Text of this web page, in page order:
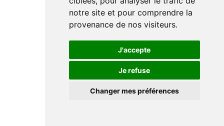
notre site et pour comprendre la
provenance de nos visiteurs.
J'accepte
Je refuse
Changer mes préférences
notre site et pour comprendre la
provenance de nos visiteurs.
J'accepte
Je refuse
Changer mes préférences